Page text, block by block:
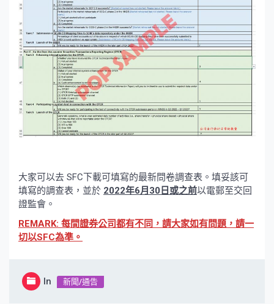
大家可以去 SFC下載可填寫的最新問卷調查表。填妥該可
填寫的調查表，並於 2022年6月30日或之前以電郵至交回
證監會。
REMARK: 每間證券公司都有不同，請大家如有問題，請一
切以SFC為準。
In 新聞/通告